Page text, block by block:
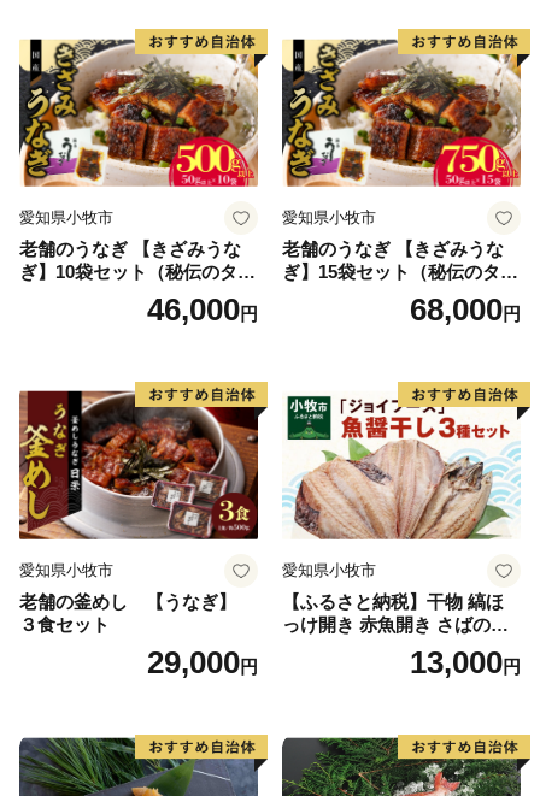
り寄せグルメ 愛知県 小牧市
送料無料
愛知県小牧市
老舗のうなぎ 【きざみうな
ぎ】10袋セット（秘伝のタレ
46,000円
愛知県小牧市
老舗のうなぎ 【きざみうな
ぎ】15袋セット（秘伝のタレ
68,000円
愛知県小牧市
老舗の釜めし 【うなぎ】
３食セット
29,000円
愛知県小牧市
【ふるさと納税】干物 縞ほ
っけ開き 赤魚開き さばの開
き 魚醤干し 3種 セット 詰め
合わせ 魚 おかず 肉厚 おいし
取り寄せグルメ 魚醤 ナンプ
ラー 愛知県 小牧市 冷凍 送料
無料
13,000円